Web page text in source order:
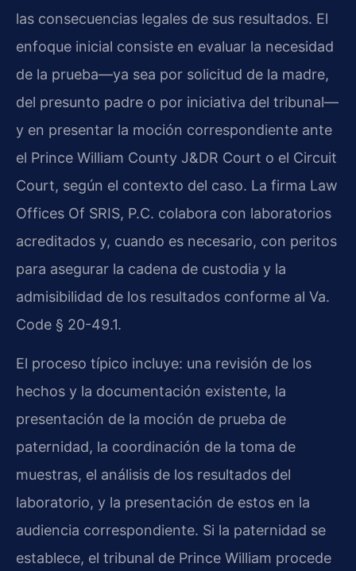
las consecuencias legales de sus resultados. El
enfoque inicial consiste en evaluar la necesidad
de la prueba—ya sea por solicitud de la madre,
del presunto padre o por iniciativa del tribunal—
y en presentar la moción correspondiente ante
el Prince William County J&DR Court o el Circuit
Court, según el contexto del caso. La firma Law
Offices Of SRIS, P.C. colabora con laboratorios
acreditados y, cuando es necesario, con peritos
para asegurar la cadena de custodia y la
admisibilidad de los resultados conforme al Va.
Code § 20-49.1.
El proceso típico incluye: una revisión de los
hechos y la documentación existente, la
presentación de la moción de prueba de
paternidad, la coordinación de la toma de
muestras, el análisis de los resultados del
laboratorio, y la presentación de estos en la
audiencia correspondiente. Si la paternidad se
establece, el tribunal de Prince William procede